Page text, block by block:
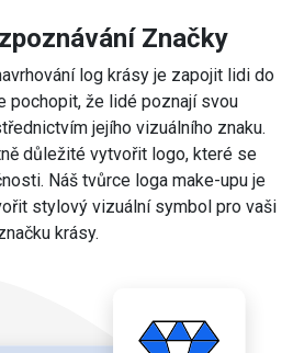
Značky
log krásy je zapojit lidi do
pochopit, že lidé poznají svou
jejího vizuálního znaku.
důležité vytvořit logo, které se
Náš tvůrce loga make-upu je
stylový vizuální symbol pro vaši
krásy.